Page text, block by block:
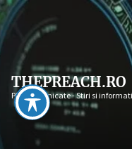
Skip
to
the
content
THEPREACH.RO
PR - Comunicate - Stiri si